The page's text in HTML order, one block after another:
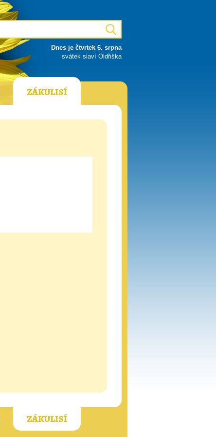
Dnes je čtvrtek 6. srpna
svátek slaví Oldřiška
ZÁKULISÍ
ZÁKULISÍ